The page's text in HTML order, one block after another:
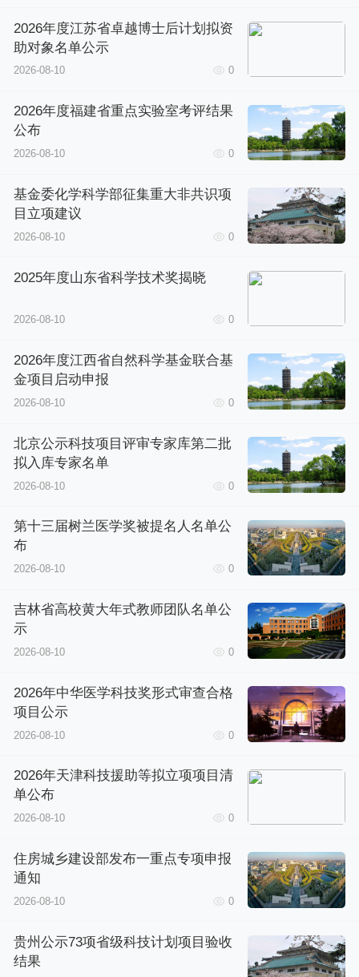
2026年度江苏省卓越博士后计划拟资
助对象名单公示
2026-08-10 0
2026年度福建省重点实验室考评结果
公布
2026-08-10 0
基金委化学科学部征集重大非共识项
目立项建议
2026-08-10 0
2025年度山东省科学技术奖揭晓
2026-08-10 0
2026年度江西省自然科学基金联合基
金项目启动申报
2026-08-10 0
北京公示科技项目评审专家库第二批
拟入库专家名单
2026-08-10 0
第十三届树兰医学奖被提名人名单公
布
2026-08-10 0
吉林省高校黄大年式教师团队名单公
示
2026-08-10 0
2026年中华医学科技奖形式审查合格
项目公示
2026-08-10 0
2026年天津科技援助等拟立项项目清
单公布
2026-08-10 0
住房城乡建设部发布一重点专项申报
通知
2026-08-10 0
贵州公示73项省级科技计划项目验收
结果